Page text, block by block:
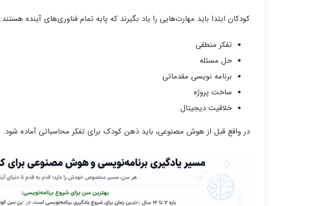
کودکان ابتدا باید مهارت‌هایی را یاد بگیرند که پایه تمام فناوری‌های آینده هستند:
تفکر منطقی
حل مسئله
برنامه نویسی مقدماتی
ساخت پروژه
خلاقیت دیجیتال
در واقع قبل از هوش مصنوعی، باید ذهن کودک برای تفکر محاسباتی آماده شود.